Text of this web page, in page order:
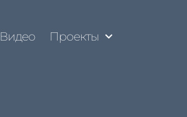
Видео Проекты